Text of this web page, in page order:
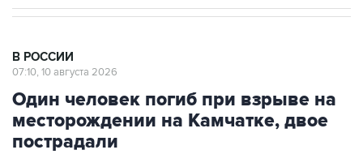
В РОССИИ
07:10, 10 августа 2026
Один человек погиб при взрыве на
месторождении на Камчатке, двое
пострадали